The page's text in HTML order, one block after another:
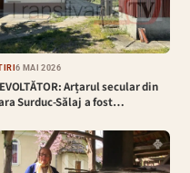
6 MAI 2026
Arțarul secular din
Surduc-Sălaj a fost…